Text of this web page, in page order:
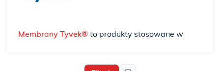
Membrany Tyvek® to produkty stosowane w